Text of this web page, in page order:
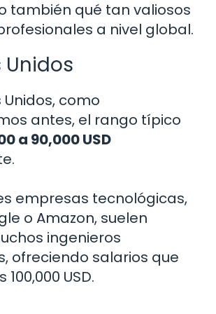
también qué tan valiosos
a nivel global.
Unidos
Unidos, como
antes, el rango típico
a 90,000 USD
empresas tecnológicas,
o Amazon, suelen
ingenieros
ofreciendo salarios que
USD.